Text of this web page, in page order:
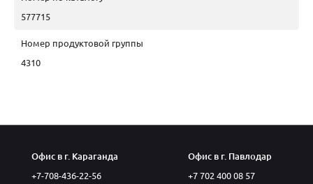
577715
Номер продуктовой группы
4310
Офис в г. Караганда
+7-708-436-22-56
Офис в г. Павлодар
+7 702 400 08 57